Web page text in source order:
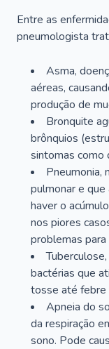
Entre as
pneumologista
Asma,
aéreas,
produção de
Bronquite
brônquios
sintomas como
Pneumonia,
pulmonar e
haver o
nos piores
problemas para
bactérias que
tosse até febre
Apneia do
da respiração
sono. Pode